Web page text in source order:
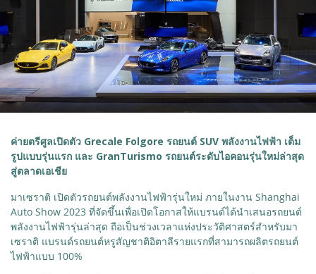
ค่ายตรีศูลเปิดตัว Grecale Folgore รถยนต์ SUV พลังงานไฟฟ้า เต็ม
รูปแบบรุ่นแรก และ GranTurismo รถยนต์ระดับไอคอนรุ่นใหม่ล่าสุด
สู่ตลาดเอเชีย
มาเซราติ เปิดตัวรถยนต์พลังงานไฟฟ้ารุ่นใหม่ ภายในงาน Shanghai
Auto Show 2023 ที่จัดขึ้นเพื่อเปิดโอกาสให้แบรนด์ได้นำเสนอรถยนต์
พลังงานไฟฟ้ารุ่นล่าสุด ถือเป็นช่วงเวลาแห่งประวัติศาสตร์สำหรับมา
เซราติ แบรนด์รถยนต์หรูสัญชาติอิตาลีรายแรกที่สามารถผลิตรถยนต์
ไฟฟ้าแบบ 100%